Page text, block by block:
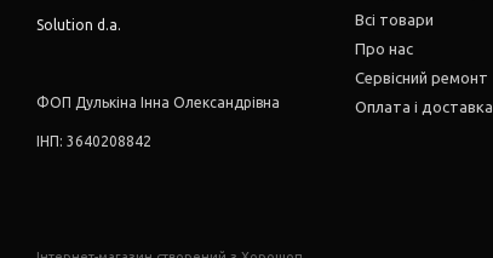
Solution d.a.
ФОП Дулькіна Інна Олександрівна
ІНП: 3640208842
Всі товари
Про нас
Сервісний ремонт
Оплата і доставка